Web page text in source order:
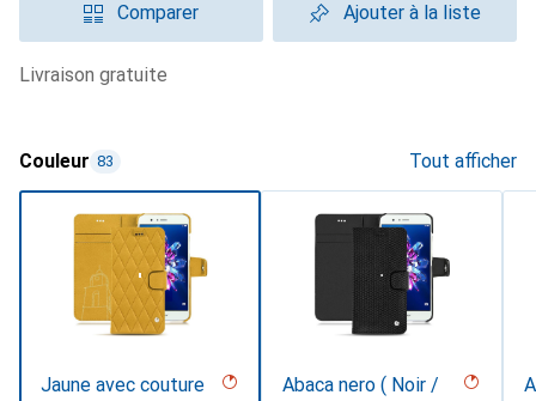
Comparer Ajouter à la liste
livraison gratuite
Couleur 83 Tout afficher
Jaune avec couture
Abaca nero ( Noir /